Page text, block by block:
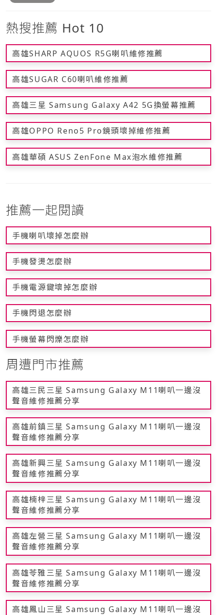
熱搜推薦 Hot 10
高雄SHARP AQUOS R5G喇叭維修推薦
高雄SUGAR C60喇叭維修推薦
高雄三星 Samsung Galaxy A42 5G換螢幕推薦
高雄OPPO Reno5 Pro鏡頭壞掉維修推薦
高雄華碩 ASUS ZenFone Max泡水維修推薦
推薦一起閱讀
手機喇叭壞掉怎麼辦
手機發燙怎麼辦
手機電源鍵壞掉怎麼辦
手機閃退怎麼辦
手機螢幕閃爍怎麼辦
周遭門市推薦
高雄三民三星 Samsung Galaxy M11喇叭一邊沒
聲音維修推薦分享
高雄前鎮三星 Samsung Galaxy M11喇叭一邊沒
聲音維修推薦分享
高雄新興三星 Samsung Galaxy M11喇叭一邊沒
聲音維修推薦分享
高雄楠梓三星 Samsung Galaxy M11喇叭一邊沒
聲音維修推薦分享
高雄左營三星 Samsung Galaxy M11喇叭一邊沒
聲音維修推薦分享
高雄苓雅三星 Samsung Galaxy M11喇叭一邊沒
聲音維修推薦分享
高雄鳳山三星 Samsung Galaxy M11喇叭一邊沒